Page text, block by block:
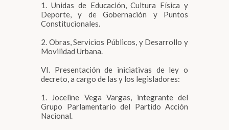
1. Unidas de Educación, Cultura Física y
Deporte, y de Gobernación y Puntos
Constitucionales.
2. Obras, Servicios Públicos, y Desarrollo y
Movilidad Urbana.
VI. Presentación de iniciativas de ley o
decreto, a cargo de las y los legisladores:
1. Joceline Vega Vargas, integrante del
Grupo Parlamentario del Partido Acción
Nacional.